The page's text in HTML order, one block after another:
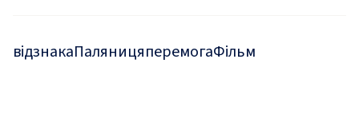
відзнакаПаляницяперемогаФільм